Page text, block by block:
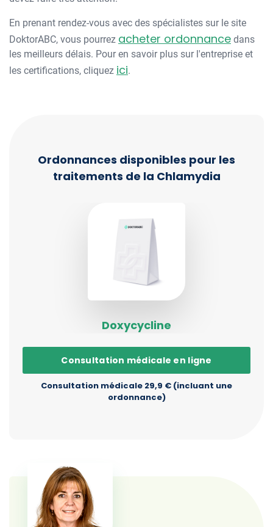
En prenant rendez-vous avec des spécialistes sur le site
DoktorABC, vous pourrez acheter ordonnance dans
les meilleurs délais. Pour en savoir plus sur l'entreprise et
les certifications, cliquez ici.
Ordonnances disponibles pour les
traitements de la Chlamydia
Doxycycline
Consultation médicale en ligne
Consultation médicale 29,9 € (incluant une
ordonnance)